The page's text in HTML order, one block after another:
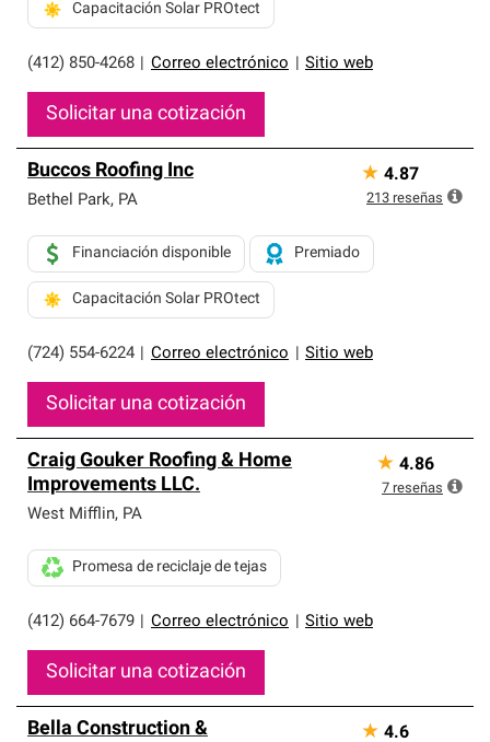
(412) 850-4268 Correo electrónico Sitio web
Capacitación Solar PROtect
Solicitar una cotización
Buccos Roofing Inc
Bethel Park, PA
(724) 554-6224 Correo electrónico Sitio web
Financiación disponible Premiado
Capacitación Solar PROtect
Solicitar una cotización
★ 4.87
213 reseñas
Craig Gouker Roofing & Home
Improvements LLC.
West Mifflin, PA
(412) 664-7679 Correo electrónico Sitio web
Promesa de reciclaje de tejas
Solicitar una cotización
★ 4.86
7 reseñas
Bella Construction &
★ 4.6